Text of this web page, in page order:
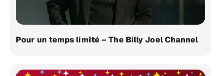
Pour un temps limité – The Billy Joel Channel